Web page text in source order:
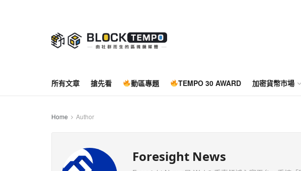
所有文章 搶先看 動區專題 TEMPO 30 AWARD 加密貨幣市場
Home Author
Foresight News